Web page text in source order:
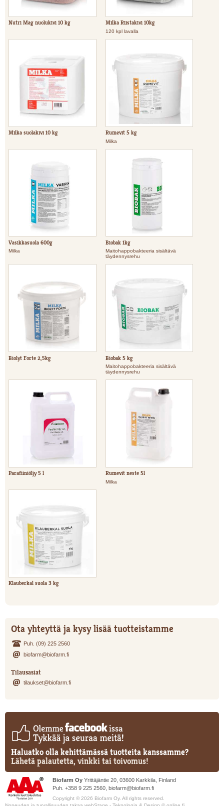
Nutri Mag nuolukivi 10 kg Milka Riistakivi 10kg
120 kpl lavalla
Milka suolakivi 10 kg Rumevit 5 kg
Milka
Vasikkasuola 600g
Milka
Biobak 1kg
Maitohappobakteeria sisältävä
täydennysrehu
Biolyt Forte 2,5kg Biobak 5 kg
Maitohappobakteeria sisältävä
täydennysrehu
Parafiiniöljy 5 l Rumevit neste 5l
Milka
Klauberkal suola 3 kg
Ota yhteyttä ja kysy lisää tuotteistamme
Puh. (09) 225 2560
biofarm@biofarm.fi
Tilausasiat
tilaukset@biofarm.fi
Haluatko olla kehittämässä tuotteita kanssamme?
Lähetä palautetta, vinkki tai toivomus!
Biofarm Oy Yrittäjäntie 20, 03600 Karkkila, Finland
Puh. +358 9 225 2560, biofarm@biofarm.fi
Copyright © 2026 Biofarm Oy. All rights reserved.